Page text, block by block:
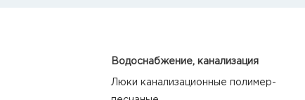
Водоснабжение, канализация
Люки канализационные полимер-